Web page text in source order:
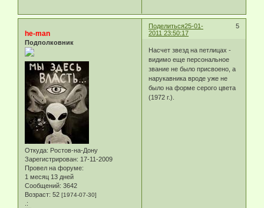
Поделиться 5
25-01-
2011 23:50:17
he-man
Подполковник
Откуда: Ростов-на-Дону
Зарегистрирован: 17-11-2009
Провел на форуме:
1 месяц 13 дней
Сообщений: 3642
Возраст: 52 [1974-07-30]
.:
Насчет звезд на петлицах -
видимо еще персональное
звание не было присвоено, а
нарукавника вроде уже не
было на форме серого цвета
(1972 г.).